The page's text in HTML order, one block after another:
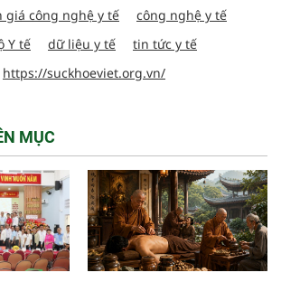
giá công nghệ y tế
công nghệ y tế
Y tế dữ liệu y tế
tin tức y tế
https://suckhoeviet.org.vn/
MỤC